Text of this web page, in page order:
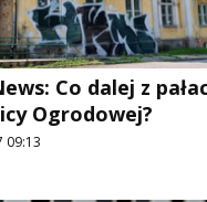
Co dalej z
Ogrodowej?
09:13